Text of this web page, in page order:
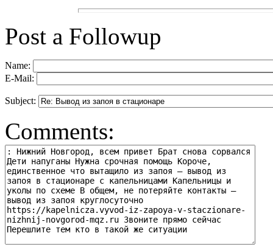
Post a Followup
Name:
E-Mail:
Subject:
Comments: